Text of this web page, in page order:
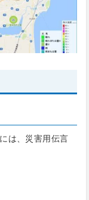
は、災害用伝言